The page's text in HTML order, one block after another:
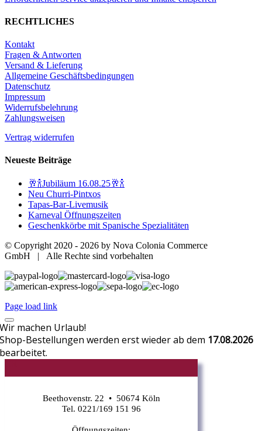
RECHTLICHES
Kontakt
Fragen & Antworten
Versand & Lieferung
Allgemeine Geschäftsbedingungen
Datenschutz
Impressum
Widerrufsbelehrung
Zahlungsweisen
Vertrag widerrufen
Neueste Beiträge
🥂🍾Jubiläum 16.08.25🥂🍾
Neu Churri-Pintxos
Tapas-Bar-Livemusik
Karneval Öffnungszeiten
Geschenkkörbe mit Spanische Spezialitäten
© Copyright 2020 - 2026 by Nova Colonia Commerce
GmbH | Alle Rechte sind vorbehalten
Page load link
Wir machen Urlaub!
Shop-Bestellungen werden erst wieder ab dem 17.08.2026
bearbeitet.
Beethovenstr. 22 • 50674 Köln
Tel. 0221/169 151 96